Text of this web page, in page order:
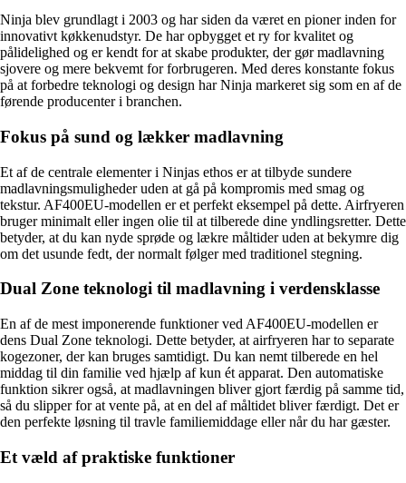
Ninja blev grundlagt i 2003 og har siden da været en pioner inden for
innovativt køkkenudstyr. De har opbygget et ry for kvalitet og
pålidelighed og er kendt for at skabe produkter, der gør madlavning
sjovere og mere bekvemt for forbrugeren. Med deres konstante fokus
på at forbedre teknologi og design har Ninja markeret sig som en af de
førende producenter i branchen.
Fokus på sund og lækker madlavning
Et af de centrale elementer i Ninjas ethos er at tilbyde sundere
madlavningsmuligheder uden at gå på kompromis med smag og
tekstur. AF400EU-modellen er et perfekt eksempel på dette. Airfryeren
bruger minimalt eller ingen olie til at tilberede dine yndlingsretter. Dette
betyder, at du kan nyde sprøde og lækre måltider uden at bekymre dig
om det usunde fedt, der normalt følger med traditionel stegning.
Dual Zone teknologi til madlavning i verdensklasse
En af de mest imponerende funktioner ved AF400EU-modellen er
dens Dual Zone teknologi. Dette betyder, at airfryeren har to separate
kogezoner, der kan bruges samtidigt. Du kan nemt tilberede en hel
middag til din familie ved hjælp af kun ét apparat. Den automatiske
funktion sikrer også, at madlavningen bliver gjort færdig på samme tid,
så du slipper for at vente på, at en del af måltidet bliver færdigt. Det er
den perfekte løsning til travle familiemiddage eller når du har gæster.
Et væld af praktiske funktioner